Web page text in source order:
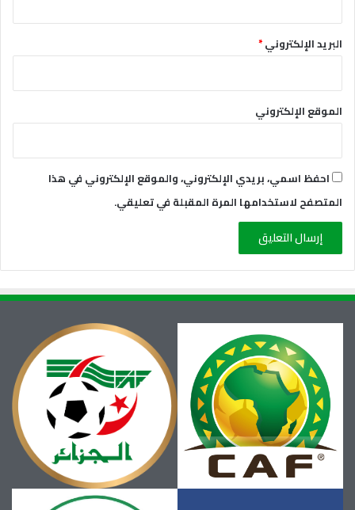
البريد الإلكتروني*
الموقع الإلكتروني
احفظ اسمي، بريدي الإلكتروني، والموقع الإلكتروني في هذا
المتصفح لاستخدامها المرة المقبلة في تعليقي.